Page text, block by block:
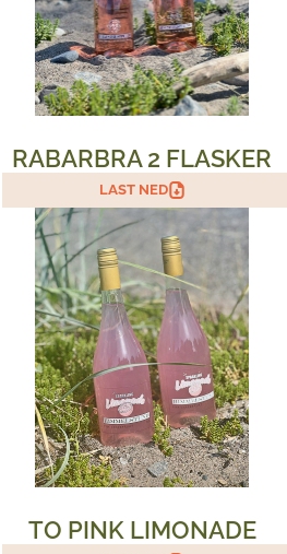
RABARBRA 2 FLASKER
LAST NED
TO PINK LIMONADE